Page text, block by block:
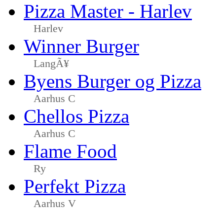
Pizza Master - Harlev
Harlev
Winner Burger
LangÃ¥
Byens Burger og Pizza
Aarhus C
Chellos Pizza
Aarhus C
Flame Food
Ry
Perfekt Pizza
Aarhus V